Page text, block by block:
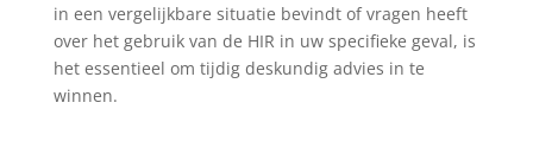
in een vergelijkbare situatie bevindt of vragen heeft
over het gebruik van de HIR in uw specifieke geval, is
het essentieel om tijdig deskundig advies in te
winnen.